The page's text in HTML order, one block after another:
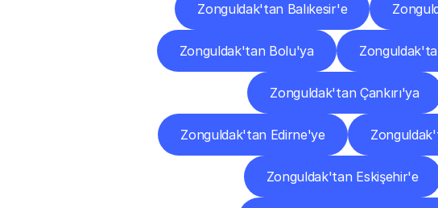
Zonguldak'tan Balıkesir'e
Zonguldak'tan Bolu'ya
Zonguldak'tan Çankırı'ya
Zonguldak'tan Edirne'ye
Zonguldak'tan Eskişehir'e